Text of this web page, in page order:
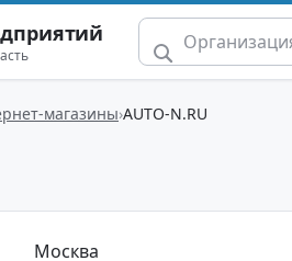
магазины AUTO-N.RU
Москва